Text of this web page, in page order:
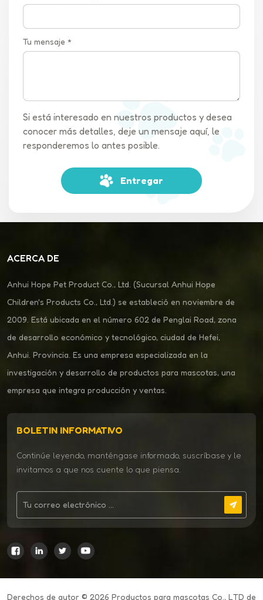
Tu mensaje *
Si está interesado en nuestros productos y desea
conocer más detalles, deje un mensaje aquí, le
responderemos lo antes posible.
Entregar
ACERCA DE
Anhui Hope Pet Product Co., Ltd. (Sucursal Anhui Hope
Children's Products Co., Ltd.) se estableció en noviembre de
2009. Está ubicada en el número 602 de Penglai Road, zona
de desarrollo económico y tecnológico, ciudad de Hefei,
Anhui. Provincia. Es una empresa especializada en la
investigación y desarrollo de productos para mascotas, una
empresa que integra producción y ventas.
BOLETIN INFORMATIVO
Continúe leyendo, manténgase informado, suscríbase y le
invitamos a que nos cuente lo que piensa.
Derechos de autor © 2026 Productos para mascotas Co., LTD de